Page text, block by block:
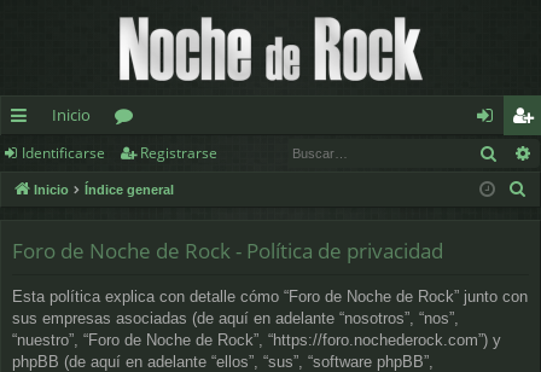
nl
ac
pi
d
Inicio
or
os
de
nt
e
eg
ist
Identificarse Registrarse
Inicio Índice general
Foro de Noche de Rock - Política de privacidad
Esta política explica con detalle cómo “Foro de Noche de Rock” junto con
sus empresas asociadas (de aquí en adelante “nosotros”, “nos”,
“nuestro”, “Foro de Noche de Rock”, “https://foro.nochederock.com”) y
phpBB (de aquí en adelante “ellos”, “sus”, “software phpBB”,